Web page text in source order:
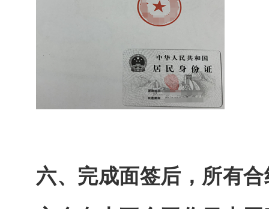
六、完成面签后，所有